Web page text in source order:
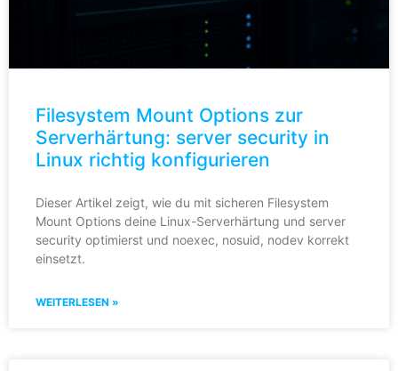
Filesystem Mount Options zur
Serverhärtung: server security in
Linux richtig konfigurieren
Dieser Artikel zeigt, wie du mit sicheren Filesystem
Mount Options deine Linux-Serverhärtung und server
security optimierst und noexec, nosuid, nodev korrekt
einsetzt.
WEITERLESEN »